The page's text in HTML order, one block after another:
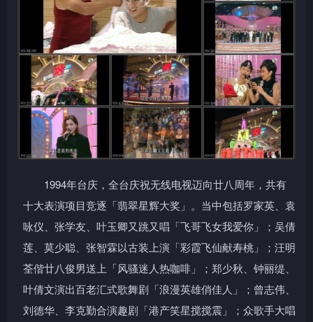
1994年台庆，全台庆祝无线电视迈向廿八周年，共有
十大表演项目竞逐「翡翠星辉大奖」。当中包括罗家英、袁
咏仪、张学友、叶玉卿又跳又唱「飞哥飞女我爱你」；吴倩
莲、莫少聪、张智霖以古装上演「彩霞飞仙献寿桃」；汪明
荃偕廿八俊男送上「风骚迷人热咖啡」；郑少秋、钟丽缇、
叶倩文演出百老汇式歌舞剧「浪漫英雄俏佳人」；曾志伟、
刘德华、李克勤合演趣剧「港产笑星搅搅震」；众歌手大唱